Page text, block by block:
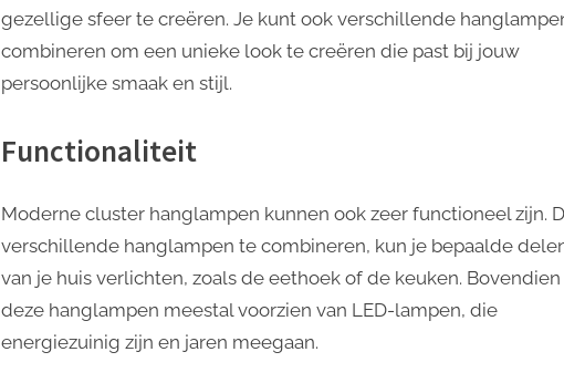
gezellige sfeer te creëren. Je kunt ook verschillende
combineren om een ​​unieke look te creëren die past bij jouw
persoonlijke smaak en stijl.
Functionaliteit
Moderne cluster hanglampen kunnen ook zeer functioneel zijn.
verschillende hanglampen te combineren, kun je bepaalde
van je huis verlichten, zoals de eethoek of de keuken. Bovendien
deze hanglampen meestal voorzien van LED-lampen, die
energiezuinig zijn en jaren meegaan.